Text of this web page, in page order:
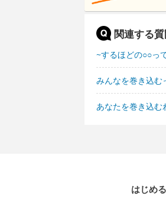
関連する
~するほどの○○っ
みんなを巻き込む
あなたを巻き込む
はじめ